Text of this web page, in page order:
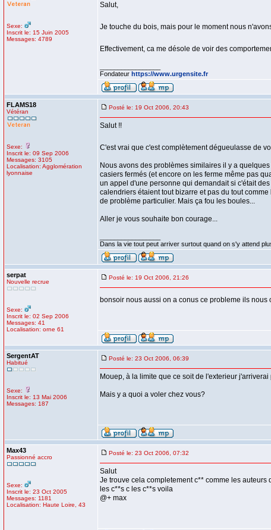
Sexe:
Inscrit le: 15 Juin 2005
Messages: 4789
Salut,
Je touche du bois, mais pour le moment nous
Effectivement, ca me désole de voir des
Fondateur https://www.urgensite.fr
FLAMS18
Vétéran
Sexe:
Inscrit le: 09 Sep 2006
Messages: 3105
Localisation: Agglomération
lyonnaise
Posté le: 19 Oct 2006, 20:43
Salut !!
C'est vrai que c'est complètement dégueulasse de
Nous avons des problèmes similaires il y a
casiers fermés (et encore on les ferme même pas
un appel d'une personne qui demandait si c'était
calendriers étaient tout bizarre et pas du tout
de problème particulier. Mais ça fou les boules...
Aller je vous souhaite bon courage...
Dans la vie tout peut arriver surtout quand on s'y attend
serpat
Nouvelle recrue
Sexe:
Inscrit le: 02 Sep 2006
Messages: 41
Localisation: orne 61
Posté le: 19 Oct 2006, 21:26
bonsoir nous aussi on a conus ce probleme ils
SergentAT
Habitué
Sexe:
Inscrit le: 13 Mai 2006
Messages: 187
Posté le: 23 Oct 2006, 06:39
Mouep, à la limite que ce soit de l'exterieur
Mais y a quoi a voler chez vous?
Max43
Passionné accro
Sexe:
Inscrit le: 23 Oct 2005
Messages: 1181
Localisation: Haute Loire, 43
Posté le: 23 Oct 2006, 07:32
Salut
Je trouve cela completement c** comme les
les c**s c les c**s voila
@+ max